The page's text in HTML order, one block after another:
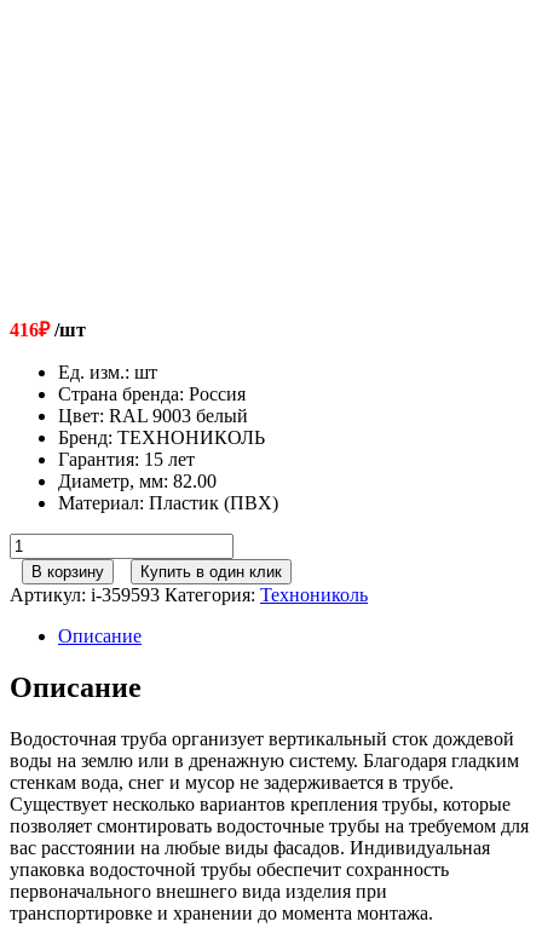
416₽/шт
Ед. изм.: шт
Страна бренда: Россия
Цвет: RAL 9003 белый
Бренд: ТЕХНОНИКОЛЬ
Гарантия: 15 лет
Диаметр, мм: 82.00
Материал: Пластик (ПВХ)
Количество
товара
125/82
ТН
Труба
водосточная
3м
RAL
белый
В корзину Купить в один клик
Артикул: i-359593 Категория: Технониколь
Описание
Описание
Водосточная труба организует вертикальный сток дождевой
воды на землю или в дренажную систему. Благодаря гладким
стенкам вода, снег и мусор не задерживается в трубе.
Существует несколько вариантов крепления трубы, которые
позволяет смонтировать водосточные трубы на требуемом для
вас расстоянии на любые виды фасадов. Индивидуальная
упаковка водосточной трубы обеспечит сохранность
первоначального внешнего вида изделия при
транспортировке и хранении до момента монтажа.